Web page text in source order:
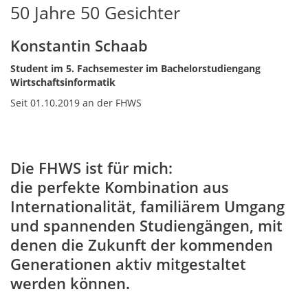
50 Jahre 50 Gesichter
Konstantin Schaab
Student im 5. Fachsemester im Bachelorstudiengang
Wirtschaftsinformatik
Seit 01.10.2019 an der FHWS
Die FHWS ist für mich:
die perfekte Kombination aus
Internationalität, familiärem Umgang
und spannenden Studiengängen, mit
denen die Zukunft der kommenden
Generationen aktiv mitgestaltet
werden können.